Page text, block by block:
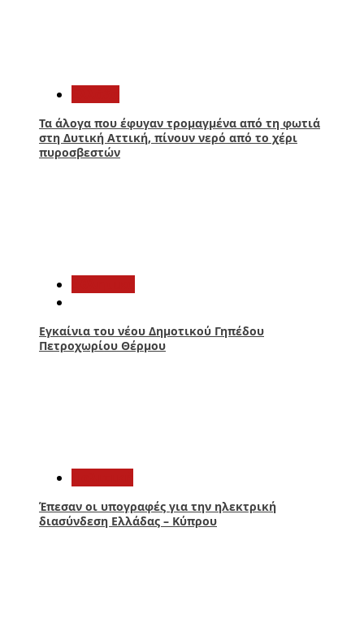
Τα άλογα που έφυγαν τρομαγμένα από τη φωτιά
στη Δυτική Αττική, πίνουν νερό από το χέρι
πυροσβεστών
Εγκαίνια του νέου Δημοτικού Γηπέδου
Πετροχωρίου Θέρμου
Έπεσαν οι υπογραφές για την ηλεκτρική
διασύνδεση Ελλάδας – Κύπρου